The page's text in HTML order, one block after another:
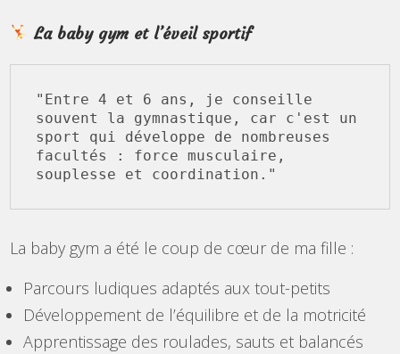
La baby gym et l’éveil sportif
"Entre 4 et 6 ans, je conseille
souvent la gymnastique, car c'est un
sport qui développe de nombreuses
facultés : force musculaire,
La baby gym a été le coup de cœur de ma fille :
Parcours ludiques adaptés aux tout-petits
Développement de l’équilibre et de la motricité
Apprentissage des roulades, sauts et balancés